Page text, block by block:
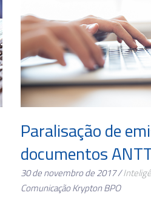
Paralisação de
documentos
30 de novembro de 2017 /
Comunicação Krypton BPO